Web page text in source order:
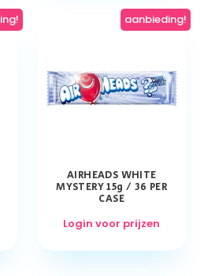
aanbieding!
AIRHEADS WHITE
MYSTERY 15g / 36 PER
CASE
Login voor prijzen